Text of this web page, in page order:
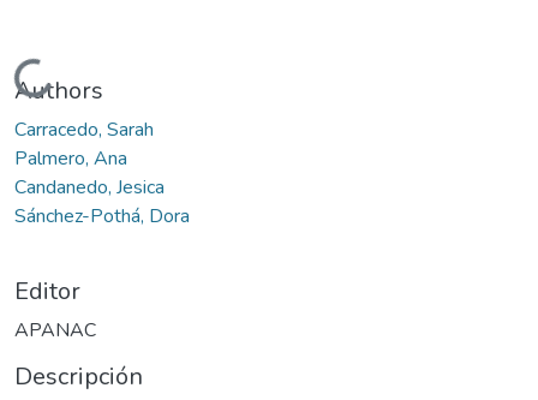
Cargando...
Authors
Carracedo, Sarah
Palmero, Ana
Candanedo, Jesica
Sánchez-Pothá, Dora
Editor
APANAC
Descripción